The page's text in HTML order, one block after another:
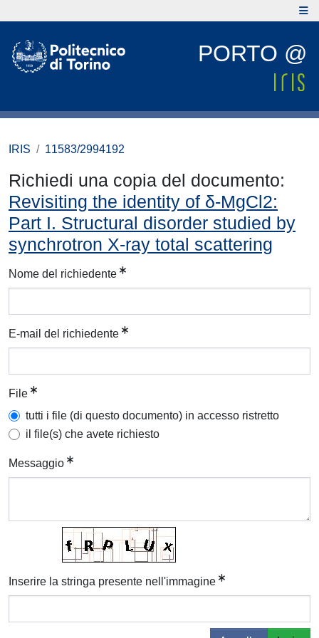
PORTO @
IRIS 11583/2994192
Richiedi una copia del documento:
Revisiting the identity of δ-MgCl2:
Part I. Structural disorder studied by
synchrotron X-ray total scattering
Nome del richiedente
E-mail del richiedente
File
tutti i file (di questo documento) in accesso ristretto
il file(s) che avete richiesto
Messaggio
Inserire la stringa presente nell'immagine